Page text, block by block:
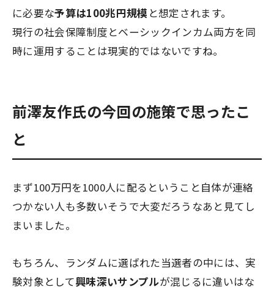
に必要な予算は100兆円規模 と想定されます。
現行の社会保障制度とベーシックインカム両方を同
時に運用することは現実的ではないですね。
前澤友作氏の今回の施策で思ったこ
と
まず100万円を1000人に配るということ自体が連絡
つかない人も多数いそうで大変だろうなあと見てし
まいました。
もちろん、ランダムに選ばれた当選者の中には、実
験対象として興味深いサンプルが混じるに違いはな